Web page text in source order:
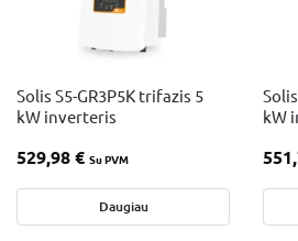
Solis S5-GR3P5K trifazis 5
kW inverteris
529,98€ Su PVM
Daugiau
kW